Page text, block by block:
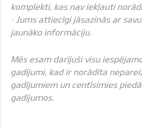
komplekti, kas nav iekļauti
· Jums attiecīgi jāsazinās ar
jaunāko informāciju.
Mēs esam darījuši visu
gadījumi, kad ir norādīta
gadījumiem un centīsimies
gadījumos.